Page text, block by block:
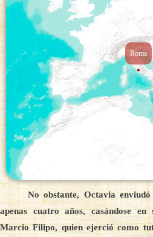
Roma
No obstante, Octavia
apenas cuatro años, casándose en
Marcio Filipo, quien ejerció como